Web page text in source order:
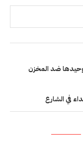
ضد المخزن
في الشارع